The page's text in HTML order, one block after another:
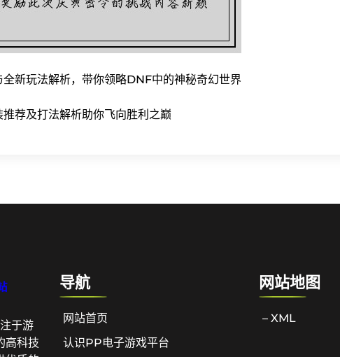
新玩法解析，带你领略DNF中的神秘奇幻世界
荐及打法解析助你飞向胜利之巅
于游
高科技
导航
网站首页
认识PP电子游戏平台
网站地图
– XML